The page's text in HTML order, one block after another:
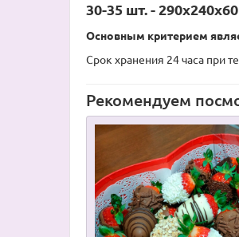
30-35 шт. - 290х240х60
Основным критерием
Срок хранения 24 часа при
Рекомендуем